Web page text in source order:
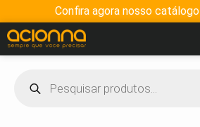
Confira agora nosso catálogo